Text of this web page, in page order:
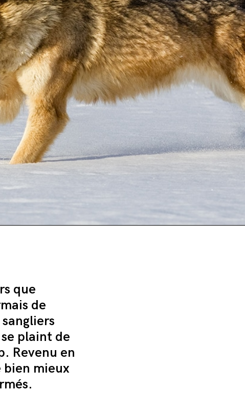
que
de
plaint de
Revenu en
bien mieux